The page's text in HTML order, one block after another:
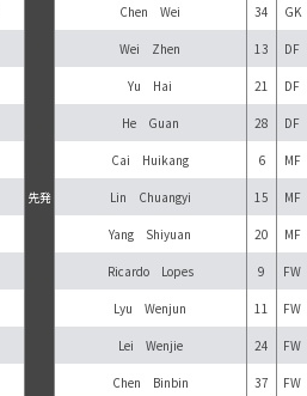
先発
Chen Wei 34 GK
Wei Zhen 13 DF
Yu Hai 21 DF
He Guan 28 DF
Cai Huikang 6 MF
Lin Chuangyi 15 MF
Yang Shiyuan 20 MF
Ricardo Lopes 9 FW
Lyu Wenjun 11 FW
Lei Wenjie 24 FW
Chen Binbin 37 FW